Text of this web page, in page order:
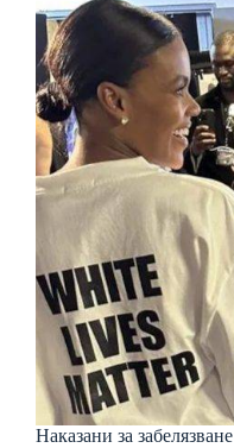
Наказани за забелязване